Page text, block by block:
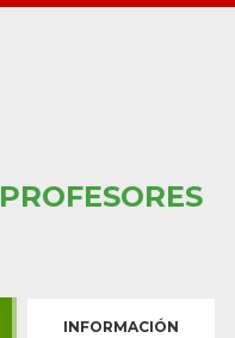
PROFESORES
INFORMACIÓN